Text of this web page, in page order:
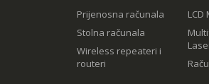
Prijenosna računala
Stolna računala
Wireless repeateri i
routeri
LCD